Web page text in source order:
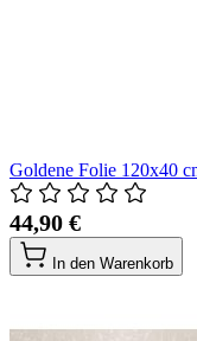
Goldene Folie 120x40
44,90 €
In den Warenkorb